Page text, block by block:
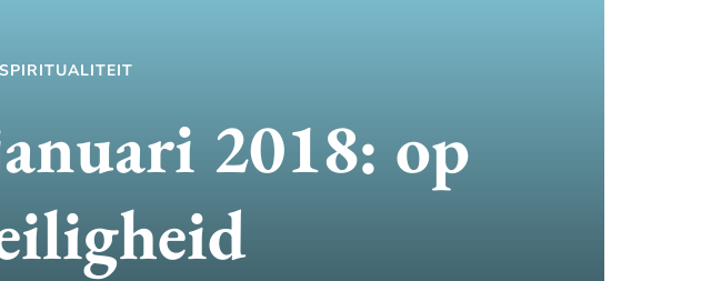
SPIRITUALITEIT
2018: op